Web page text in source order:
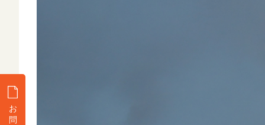
お
問